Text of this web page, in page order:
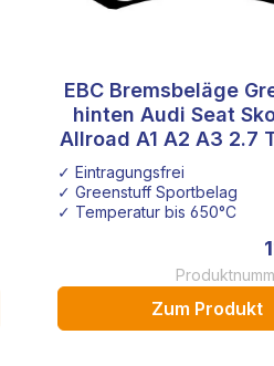
EBC Bremsbeläge
hinten Audi Seat
Allroad A1 A2 A3 2.7
4.2 V8
✓ Eintragungsfrei
✓ Greenstuff Sportbelag
✓ Temperatur bis 650°C
Zum Produkt